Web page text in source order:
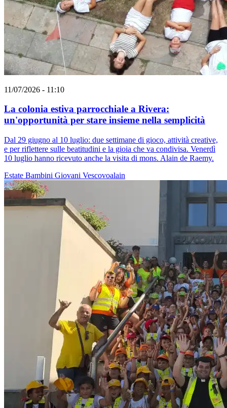
11/07/2026 - 11:10
La colonia estiva parrocchiale a Rivera:
un'opportunità per stare insieme nella semplicità
Dal 29 giugno al 10 luglio: due settimane di gioco, attività creative,
e per riflettere sulle beatitudini e la gioia che va condivisa. Venerdì
10 luglio hanno ricevuto anche la visita di mons. Alain de Raemy.
Estate Bambini Giovani Vescovoalain